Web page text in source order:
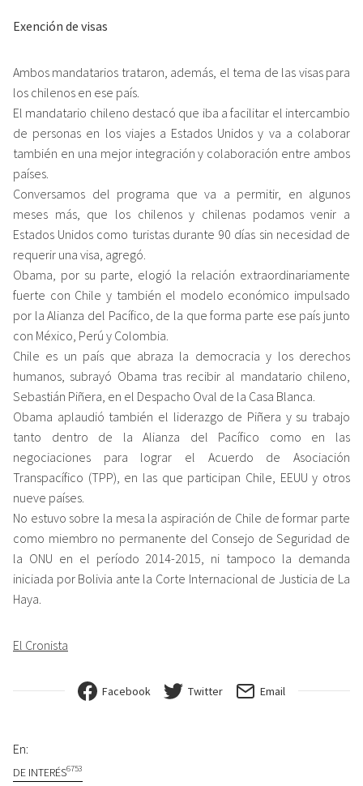
Exención de visas
Ambos mandatarios trataron, además, el tema de las visas para
los chilenos en ese país.
El mandatario chileno destacó que iba a facilitar el intercambio
de personas en los viajes a Estados Unidos y va a colaborar
también en una mejor integración y colaboración entre ambos
países.
Conversamos del programa que va a permitir, en algunos
meses más, que los chilenos y chilenas podamos venir a
Estados Unidos como turistas durante 90 días sin necesidad de
requerir una visa, agregó.
Obama, por su parte, elogió la relación extraordinariamente
fuerte con Chile y también el modelo económico impulsado
por la Alianza del Pacífico, de la que forma parte ese país junto
con México, Perú y Colombia.
Chile es un país que abraza la democracia y los derechos
humanos, subrayó Obama tras recibir al mandatario chileno,
Sebastián Piñera, en el Despacho Oval de la Casa Blanca.
Obama aplaudió también el liderazgo de Piñera y su trabajo
tanto dentro de la Alianza del Pacífico como en las
negociaciones para lograr el Acuerdo de Asociación
Transpacífico (TPP), en las que participan Chile, EEUU y otros
nueve países.
No estuvo sobre la mesa la aspiración de Chile de formar parte
como miembro no permanente del Consejo de Seguridad de
la ONU en el período 2014-2015, ni tampoco la demanda
iniciada por Bolivia ante la Corte Internacional de Justicia de La
Haya.
El Cronista
Facebook Twitter Email
En:
DE INTERÉS6753